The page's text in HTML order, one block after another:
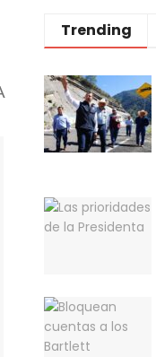
Trending